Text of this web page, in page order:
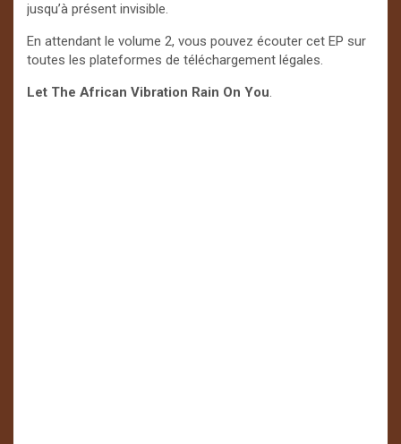
jusqu’à présent invisible.
En attendant le volume 2, vous pouvez écouter cet EP sur
toutes les plateformes de téléchargement légales.
Let The African Vibration Rain On You.